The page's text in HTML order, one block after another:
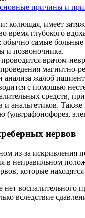
причины и
колющая, имеет
время глубокого
обычно самые больные
и позвоночника.
врачом-
магнитно-
анализа жалоб
с помощью
средств,
и анальгетиков. Также
(ультрафонофорез,
нервов
из-за искривления
в неправильном
которые
нет воспалительного
вследствие